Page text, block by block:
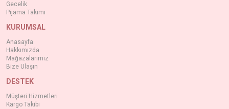
Gecelik
Pijama Takımı
KURUMSAL
Anasayfa
Hakkımızda
Mağazalarımız
Bize Ulaşın
DESTEK
Müşteri Hizmetleri
Kargo Takibi